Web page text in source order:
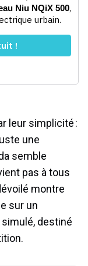
leur simplicité :
une
semble
pas à tous
montre
sur un
destiné